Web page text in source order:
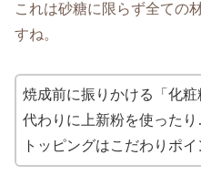
これは砂糖に限らず全ての
すね。
焼成前に振りかける「化
代わりに上新粉を使った
トッピングはこだわりポイ